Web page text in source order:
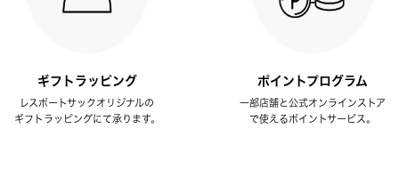
ギフトラッピング
レスポートサックオリジナルの
ギフトラッピングにて承ります。
ポイントプログラム
一部店舗と公式オンラインストア
で使えるポイントサービス。